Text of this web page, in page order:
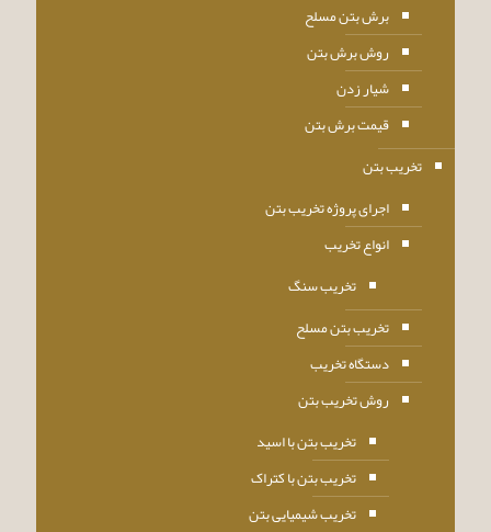
برش بتن مسلح
روش برش بتن
شیار زدن
قیمت برش بتن
تخریب بتن
اجرای پروژه تخریب بتن
انواع تخریب
تخریب سنگ
تخریب بتن مسلح
دستگاه تخریب
روش تخریب بتن
تخریب بتن با اسید
تخریب بتن با کتراک
تخریب شیمیایی بتن